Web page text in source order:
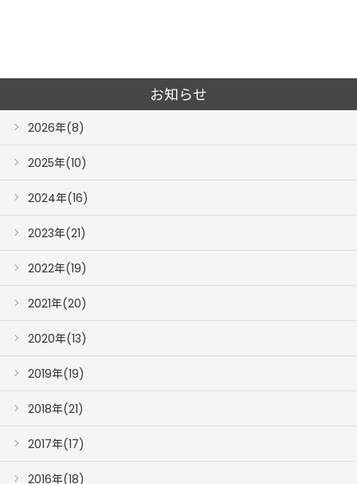
お知らせ
2026年(8)
2025年(10)
2024年(16)
2023年(21)
2022年(19)
2021年(20)
2020年(13)
2019年(19)
2018年(21)
2017年(17)
2016年(18)